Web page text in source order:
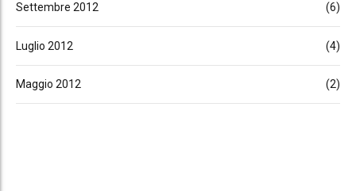
Settembre 2012 (6)
Luglio 2012 (4)
Maggio 2012 (2)